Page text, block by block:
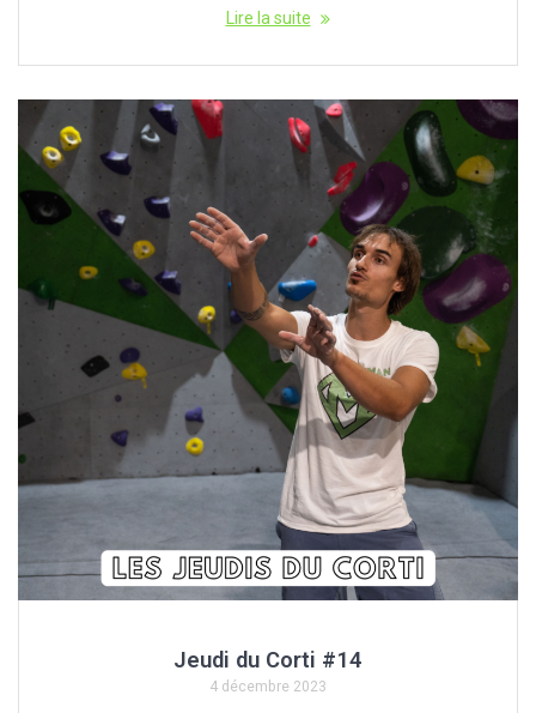
Lire la suite
Jeudi du Corti #14
4 décembre 2023